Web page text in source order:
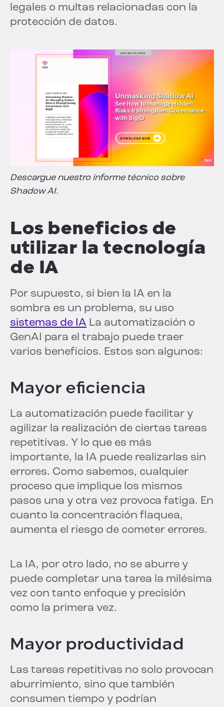
legales o multas relacionadas con la
protección de datos.
Descargue nuestro informe técnico sobre
Shadow AI.
Los beneficios de
utilizar la tecnología
de IA
Por supuesto, si bien la IA en la
sombra es un problema, su uso
sistemas de IA La automatización o
GenAI para el trabajo puede traer
varios beneficios. Estos son algunos:
Mayor eficiencia
La automatización puede facilitar y
agilizar la realización de ciertas tareas
repetitivas. Y lo que es más
importante, la IA puede realizarlas sin
errores. Como sabemos, cualquier
proceso que implique los mismos
pasos una y otra vez provoca fatiga. En
cuanto la concentración flaquea,
aumenta el riesgo de cometer errores.
La IA, por otro lado, no se aburre y
puede completar una tarea la milésima
vez con tanto enfoque y precisión
como la primera vez.
Mayor productividad
Las tareas repetitivas no solo provocan
aburrimiento, sino que también
consumen tiempo y podrían